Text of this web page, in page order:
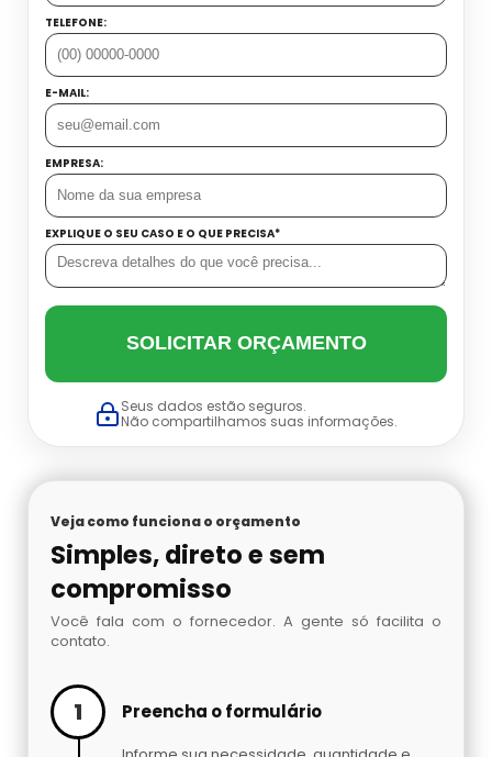
Máquina Seladora De Alimentos
Seladora Contínua Automática
Seladora De Gelo
Seladora De Pedal Preço
Balança Contadora Industrial
Balança Linear Sp
Balança Multi Cabeças Preço
Balança Multi Cabeças Sp
Balança Multicabeçote Preço
Contadora Preço
Dosadora Para Pó
Embaladora De Azeitona
Datador Manual Preço
Datador Para Flow Pack
Datador Portátil
Datadora Automática
Datador Cetro
TELEFONE:
E-MAIL:
EMPRESA:
EXPLIQUE O SEU CASO E O QUE PRECISA*
SOLICITAR ORÇAMENTO
Seus dados estão seguros.
Não compartilhamos suas informações.
Veja como funciona o orçamento
Simples, direto e sem
compromisso
Você fala com o fornecedor. A gente só facilita o
contato.
1 Preencha o formulário